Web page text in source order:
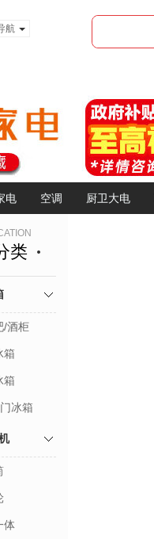
航
电 空调 厨卫大电
类
/酒柜
箱
箱
冰箱
体